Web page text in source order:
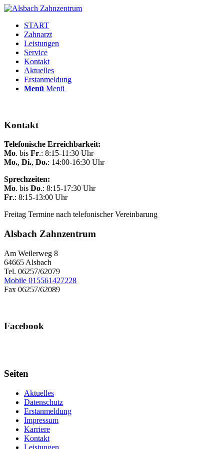
START
Zahnarzt
Leistungen
Service
Kontakt
Aktuelles
Erstanmeldung
Menü Menü
Kontakt
Telefonische Erreichbarkeit:
Mo. bis Fr.: 8:15-11:30 Uhr
Mo., Di., Do.: 14:00-16:30 Uhr
Sprechzeiten:
Mo. bis Do.: 8:15-17:30 Uhr
Fr.: 8:15-13:00 Uhr
Freitag Termine nach telefonischer Vereinbarung
Alsbach Zahnzentrum
Am Weilerweg 8
64665 Alsbach
Tel. 06257/62079
Mobile 015561427228
Fax 06257/62089
Facebook
Seiten
Aktuelles
Datenschutz
Erstanmeldung
Impressum
Karriere
Kontakt
Leistungen